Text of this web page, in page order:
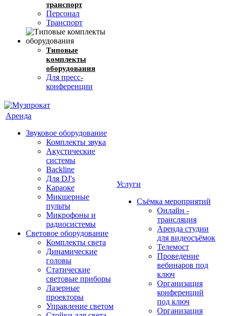
транспорт
Персонал
Транспорт
Типовые
комплекты
оборудования
Для пресс-
конференции
Аренда
Звуковое оборудование
Комплекты звука
Акустические
системы
Backline
Для DJ's
Караоке
Микшерные
пульты
Микрофоны и
радиосистемы
Световое оборудование
Комплекты света
Динамические
головы
Статические
световые приборы
Лазерные
проекторы
Управление светом
Услуги
Съёмка мероприятий
Онлайн -
трансляция
Аренда студии
для видеосъёмок
Телемост
Проведение
вебинаров под
ключ
Организация
конференций
под ключ
Организация